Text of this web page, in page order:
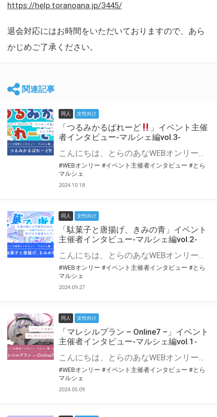
https://help.toranoana.jp/3445/
退会対応にはお時間をいただいておりますので、あら
かじめご了承ください。
関連記事
同人 女性向け
「つるみかるぱれーど
」イベント主催
者インタビュー-マルシェ編vol.3-
こんにちは、とらのあなWEBオンリー運営スタッフです。 新たにお届けする、イベント主催者インタビュー-マルシェ編-は、 とらのあなWEBオンリー「マルシェ」をご利用した主催様に 「マルシェ」を使って開催した感想や心がけをお聞きする企画です。 今回は、WEBオンリー初開催「つるみかるぱれーど
#WEBオンリー #イベント主催者インタビュー #とら
マルシェ
2024.10.18
同人 女性向け
「駄菓子と唐揚げ、きみの青」イベント
主催者インタビュー-マルシェ編vol.2-
こんにちは、とらのあなWEBオンリー運営スタッフです。 新たにお届けする、イベント主催者インタビュー-マルシェ編-は、 とらのあなWEBオンリー「マルシェ」をご利用の主催様に 「マルシェ」を使ってイベントを開催した感想や心がけをお聞きする企画です。 今回は、WEBオンリー初開催「駄菓子と唐揚げ、きみの青」より、 主催のぎこ六屋様にお話を伺いました。 協力：ぎこ六屋様／イベント公式Twitter（@krkgwks） とらのあなWEBオンリー「マルシェ」とは？ WEBオンリーでリアルタイムでコミュニケーションがとれるオンライン会場です。
#WEBオンリー #イベント主催者インタビュー #とら
マルシェ
2024.09.27
同人 女性向け
「マレシルプラン – Online7 –」イベント
主催者インタビュー-マルシェ編vol.1-
こんにちは、とらのあなWEBオンリー運営スタッフです。 新たにお届けする、イベント主催者インタビュー-マルシェ編-は、 とらのあなWEBオンリー「マルシェ」をご利用した主催様に 「マルシェ」を使って開催した感想や心がけをお聞きする企画です。 今回は、WEBオンリー開催7回目迎えた「マレシルプラン – Online7 –」より、 主催の玉川うた様にお話を伺いました。 ▼マレシルプランのインタビュー前回記事 「イベント主催者インタビュー vol.6」はこちら 協力：玉川うた様（マレシルプラン実行委員会 代表）／イベント公式Twitter（@mallesil_plan） とらのあなWEBオンリー「マルシェ」とは？ WEBオンリーでリアルタイムでコミュニケーションがとれるオンライン会場です。
#WEBオンリー #イベント主催者インタビュー #とら
マルシェ
2024.05.09